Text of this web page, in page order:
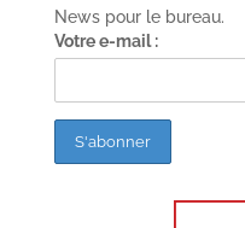
News pour le bureau.
Votre e-mail :